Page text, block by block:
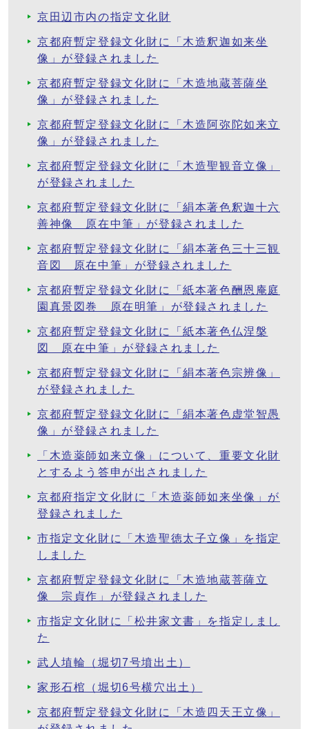
京田辺市内の指定文化財
京都府暫定登録文化財に「木造釈迦如来坐
像」が登録されました
京都府暫定登録文化財に「木造地蔵菩薩坐
像」が登録されました
京都府暫定登録文化財に「木造阿弥陀如来立
像」が登録されました
京都府暫定登録文化財に「木造聖観音立像」
が登録されました
京都府暫定登録文化財に「絹本著色釈迦十六
善神像 原在中筆」が登録されました
京都府暫定登録文化財に「絹本著色三十三観
音図 原在中筆」が登録されました
京都府暫定登録文化財に「紙本著色酬恩庵庭
園真景図巻 原在明筆」が登録されました
京都府暫定登録文化財に「紙本著色仏涅槃
図 原在中筆」が登録されました
京都府暫定登録文化財に「絹本著色宗辨像」
が登録されました
京都府暫定登録文化財に「絹本著色虚堂智愚
像」が登録されました
「木造薬師如来立像」について、重要文化財
とするよう答申が出されました
京都府指定文化財に「木造薬師如来坐像」が
登録されました
市指定文化財に「木造聖徳太子立像」を指定
しました
京都府暫定登録文化財に「木造地蔵菩薩立
像 宗貞作」が登録されました
市指定文化財に「松井家文書」を指定しまし
た
武人埴輪（堀切7号墳出土）
家形石棺（堀切6号横穴出土）
京都府暫定登録文化財に「木造四天王立像」